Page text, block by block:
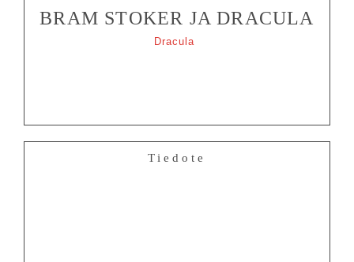
BRAM STOKER JA DRACULA
Dracula
Tiedote